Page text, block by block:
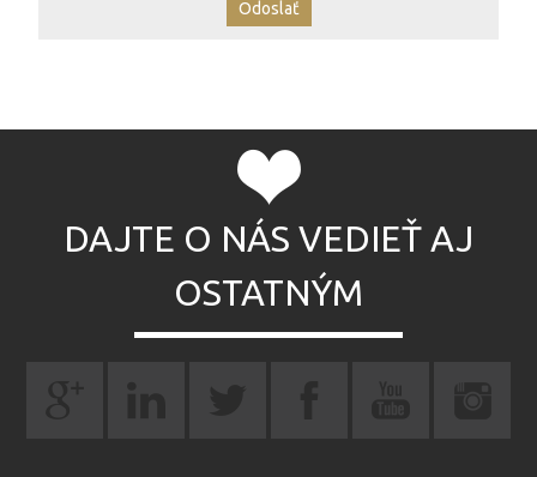
DAJTE O NÁS VEDIEŤ AJ
OSTATNÝM